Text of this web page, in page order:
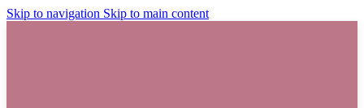
Skip to navigation Skip to main content